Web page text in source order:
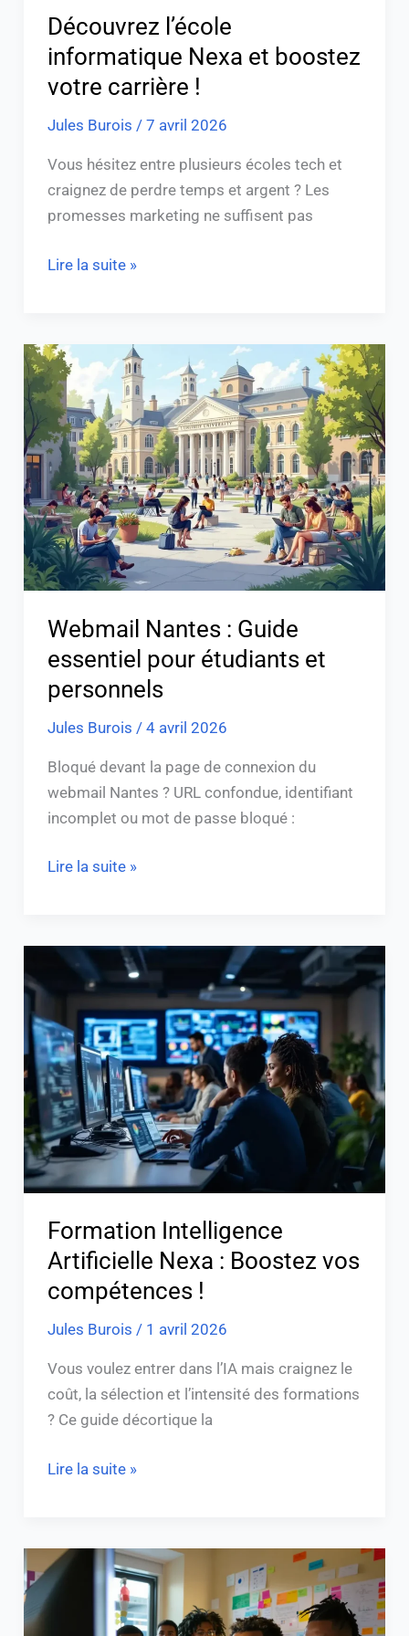
Découvrez l’école
informatique Nexa et boostez
votre carrière !
Jules Burois / 7 avril 2026
Vous hésitez entre plusieurs écoles tech et
craignez de perdre temps et argent ? Les
promesses marketing ne suffisent pas
Lire la suite »
Webmail Nantes : Guide
essentiel pour étudiants et
personnels
Jules Burois / 4 avril 2026
Bloqué devant la page de connexion du
webmail Nantes ? URL confondue, identifiant
incomplet ou mot de passe bloqué :
Webmail
Nantes
:
Guide
essentiel
pour
étudiants
et
personnels
Lire la suite »
Formation Intelligence
Artificielle Nexa : Boostez vos
compétences !
Jules Burois / 1 avril 2026
Vous voulez entrer dans l’IA mais craignez le
coût, la sélection et l’intensité des formations
? Ce guide décortique la
Formation
Intelligence
Artificielle
Nexa
:
Boostez
vos
compétences
!
Lire la suite »
Esterel
13